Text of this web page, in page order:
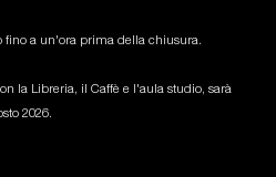
fino a un'ora prima della chiusura.
la Libreria, il Caffè e l'aula studio, sarà
2026.